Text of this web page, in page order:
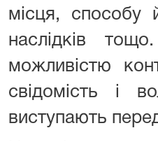
місця, способу
наслідків
можливістю
свідомість і
виступають